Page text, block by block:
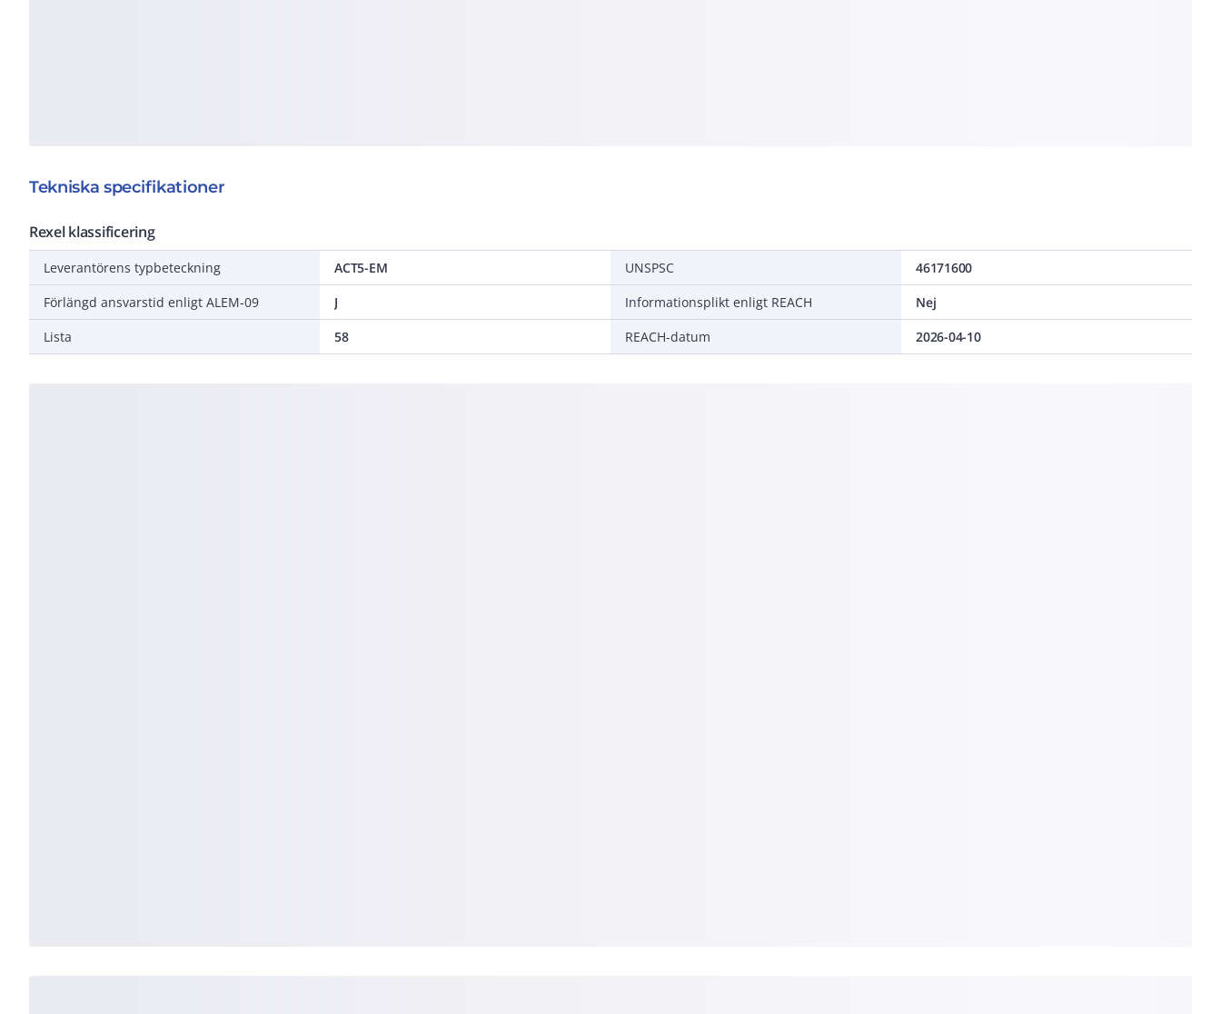
Tekniska specifikationer
Rexel klassificering
Leverantörens typbeteckning
ACT5-EM
Förlängd ansvarstid enligt ALEM-09
J
Lista
58
UNSPSC
46171600
Informationsplikt enligt REACH
Nej
REACH-datum
2026-04-10